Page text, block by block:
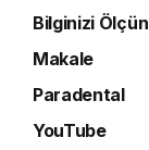
Bilginizi Ölçün
Makale
Paradental
YouTube